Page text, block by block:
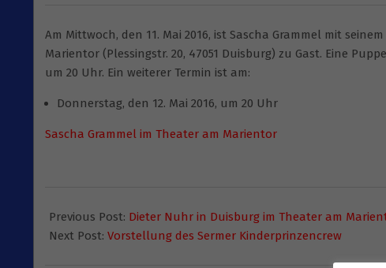
Am Mittwoch, den 11. Mai 2016, ist Sascha Grammel mit
Marientor (Plessingstr. 20, 47051 Duisburg) zu Gast. Eine
um 20 Uhr. Ein weiterer Termin ist am:
Donnerstag, den 12. Mai 2016, um 20 Uhr
Sascha Grammel im Theater am Marientor
11-
23
Previous Post: Dieter Nuhr in Duisburg im Theater am
Next Post: Vorstellung des Sermer Kinderprinzencrew